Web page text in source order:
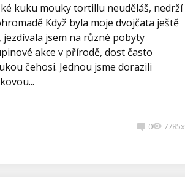
kuku mouky tortillu neuděláš, nedrží
Když byla moje dvojčata ještě
jezdívala jsem na různé pobyty
akce v přírodě, dost často
čehosi. Jednou jsme dorazili
0 7785x